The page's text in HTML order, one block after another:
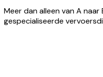
Meer dan alleen van A naar
gespecialiseerde